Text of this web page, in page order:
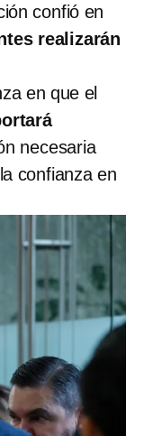
confió en
realizarán
en que el
necesaria
confianza en